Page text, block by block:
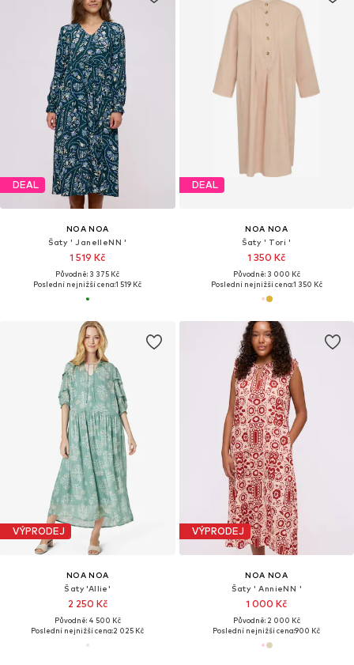
DEAL
NOA NOA
Šaty ' JanelleNN '
1 519 Kč
Původně: 3 375 Kč
Poslední nejnižší cena:1 519 Kč
DEAL
NOA NOA
Šaty ' Tori '
1 350 Kč
Původně: 3 000 Kč
Poslední nejnižší cena:1 350 Kč
VÝPRODEJ
NOA NOA
Šaty 'Allie'
2 250 Kč
Původně: 4 500 Kč
Poslední nejnižší cena:2 025 Kč
VÝPRODEJ
NOA NOA
Šaty ' AnnieNN '
1 000 Kč
Původně: 2 000 Kč
Poslední nejnižší cena:900 Kč